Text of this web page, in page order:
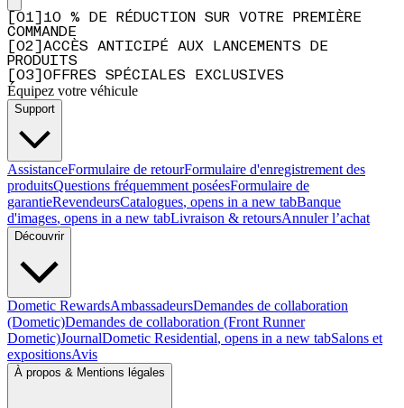
01
10 % DE RÉDUCTION SUR VOTRE PREMIÈRE
COMMANDE
02
ACCÈS ANTICIPÉ AUX LANCEMENTS DE
PRODUITS
03 OFFRES SPÉCIALES EXCLUSIVES
Équipez votre véhicule
Support
AssistanceFormulaire de retourFormulaire d'enregistrement des
produitsQuestions fréquemment poséesFormulaire de
garantieRevendeursCatalogues, opens in a new tabBanque
d'images, opens in a new tabLivraison & retoursAnnuler l’achat
Découvrir
Dometic RewardsAmbassadeursDemandes de collaboration
(Dometic)Demandes de collaboration (Front Runner
Dometic)JournalDometic Residential, opens in a new tabSalons et
expositionsAvis
À propos & Mentions légales